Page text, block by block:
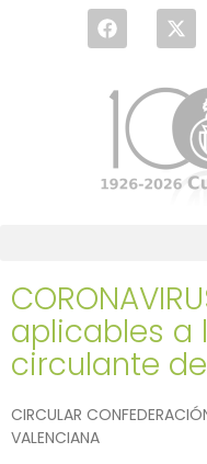
aplicables a
circulante
CIRCULAR
VALENCIANA